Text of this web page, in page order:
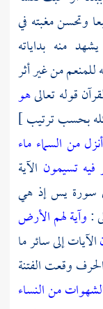
وتحسن مغبته في
منه بداياته
من غير أثر
قوله تعالىهو
بحسب ترتيب ]
من السماء ماء
تسيمون الآية
سورة يس إذ هي
:وآية لهم الأرض
الآيات إلى سائر ما
وقعت الفتنة
من النساء